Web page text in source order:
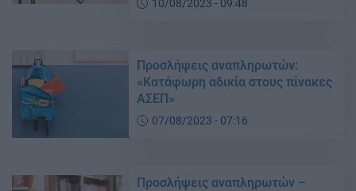
10/08/2023 - 09:48
Προσλήψεις αναπληρωτών:
«Κατάφωρη αδικία στους πίνακες
ΑΣΕΠ»
07/08/2023 - 07:16
Προσλήψεις αναπληρωτών –